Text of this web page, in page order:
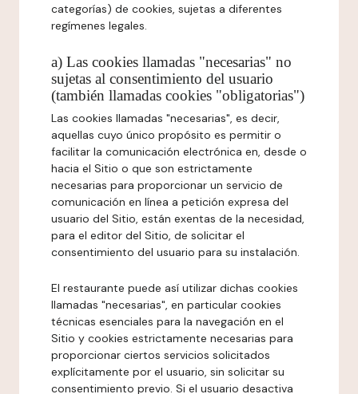
categorías) de cookies, sujetas a diferentes
regímenes legales.
a) Las cookies llamadas "necesarias" no
sujetas al consentimiento del usuario
(también llamadas cookies "obligatorias")
Las cookies llamadas "necesarias", es decir,
aquellas cuyo único propósito es permitir o
facilitar la comunicación electrónica en, desde o
hacia el Sitio o que son estrictamente
necesarias para proporcionar un servicio de
comunicación en línea a petición expresa del
usuario del Sitio, están exentas de la necesidad,
para el editor del Sitio, de solicitar el
consentimiento del usuario para su instalación.
El restaurante puede así utilizar dichas cookies
llamadas "necesarias", en particular cookies
técnicas esenciales para la navegación en el
Sitio y cookies estrictamente necesarias para
proporcionar ciertos servicios solicitados
explícitamente por el usuario, sin solicitar su
consentimiento previo. Si el usuario desactiva